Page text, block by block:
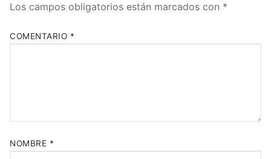
Los campos obligatorios están marcados con *
COMENTARIO *
NOMBRE *